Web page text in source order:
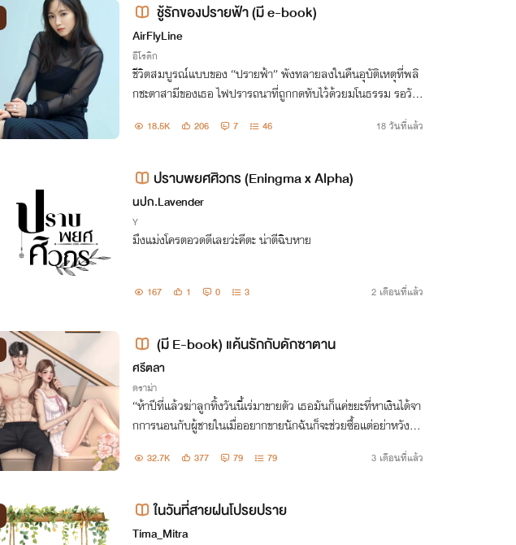
ชู้รักของปรายฟ้า (มี e-book)
AirFlyLine
อีโรติก
ชีวิตสมบูรณ์แบบของ “ปรายฟ้า” พังทลายลงในคืนอุบัติเหตุที่พลิ
กชะตาสามีของเธอ ไฟปรารถนาที่ถูกกดทับไว้ด้วยมโนธรรม รอวัน
ยหลายคนเฝ้ารอคอย
18.5K 206 7 46 18 วันที่แล้ว
ปราบพยศศิวกร (Eningma x Alpha)
นปก.Lavender
Y
มึงแม่งโครตอวดดีเลยว่ะคีตะ น่าตีฉิบหาย
167 1 0 3 2 เดือนที่แล้ว
(มี E-book) แค้นรักกับดักซาตาน
ศรีตลา
ดราม่า
“ห้าปีที่แล้วฆ่าลูกทิ้งวันนี้เร่มาขายตัว เธอมันก็แค่ขยะที่หาเงินได้จา
กการนอนกับผู้ชายในเมื่ออยากขายนักฉันก็จะช่วยซื้อแต่อย่าหวังว่า
32.7K 377 79 79 3 เดือนที่แล้ว
ในวันที่สายฝนโปรยปราย
Tima_Mitra